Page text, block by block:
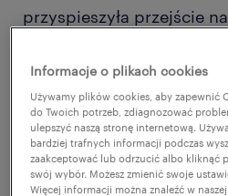
przyspieszyła przejście
zmiany, organizacje
elastyczność i skuteczną
to skupienie się na
społecznej, za które
rządy, pracodawcy i
Informacje o plikach cookies
Używamy plików cookies, aby zapewnić
do Twoich potrzeb, zdiagnozować
ulepszyć naszą stronę internetową.
bardziej trafnych informacji podczas
zaakceptować lub odrzucić albo kliknąć
swój wybór. Możesz zmienić swoje
Więcej informacji można znaleźć w